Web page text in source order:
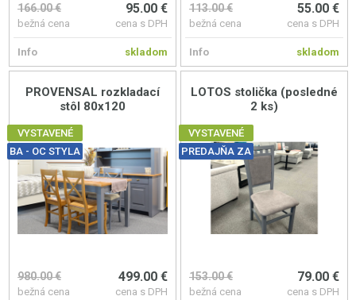
166.00 €
bežná cena
95.00 €
cena s DPH
Info skladom
113.00 €
bežná cena
55.00 €
cena s DPH
Info skladom
PROVENSAL rozkladací
stôl 80x120
VYSTAVENÉ
BA - OC STYLA
980.00 €
bežná cena
499.00 €
cena s DPH
LOTOS stolička (posledné
2 ks)
VYSTAVENÉ
PREDAJŇA ZA
153.00 €
bežná cena
79.00 €
cena s DPH